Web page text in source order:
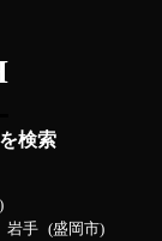
検索
岩手
盛岡市